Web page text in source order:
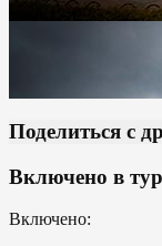
Поделиться с
Включено в тур
Включено: